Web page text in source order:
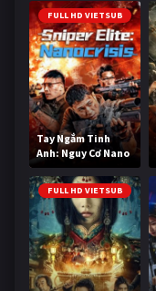
FULL HD VIETSUB
Tay Ngắm Tinh
Anh: Nguy Cơ Nano
FULL HD VIETSUB